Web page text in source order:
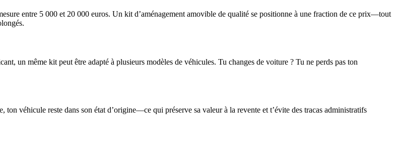
entre 5 000 et 20 000 euros. Un kit d’aménagement amovible de qualité se positionne à une fraction de ce prix—tout
un même kit peut être adapté à plusieurs modèles de véhicules. Tu changes de voiture ? Tu ne perds pas ton
véhicule reste dans son état d’origine—ce qui préserve sa valeur à la revente et t’évite des tracas administratifs